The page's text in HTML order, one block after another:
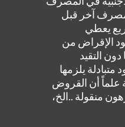
لمصرف آخر قبل
يعطي
الإقراض من
التقيد
متبادلة يلزمها
علماً أن القروض
منقولة ..الخ،